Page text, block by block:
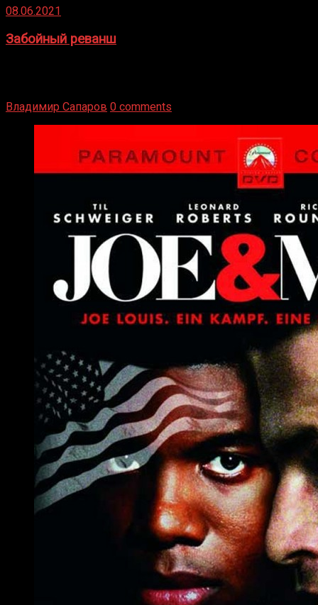
08.06.2021
Забойный реванш
Владимир Сапаров 0 comments